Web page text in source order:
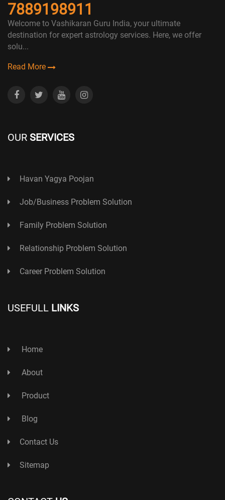
7889198911
Welcome to Vashikaran Guru India, your ultimate
destination for expert astrology services. Here, we offer
solu...
Read More
OUR SERVICES
Havan Yagya Poojan
Job/Business Problem Solution
Family Problem Solution
Relationship Problem Solution
Career Problem Solution
USEFULL LINKS
Home
About
Product
Blog
Contact Us
Sitemap